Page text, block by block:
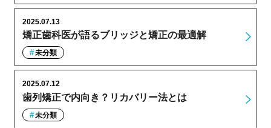
矯正歯科医が語るブリッジと矯正の最適解
2025.07.13
未分類
歯列矯正で内向き？リカバリー法とは
2025.07.12
未分類